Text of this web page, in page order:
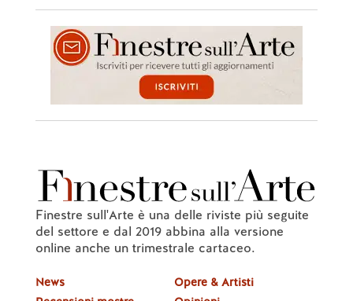
Finestre sull'Arte è una delle riviste più seguite
del settore e dal 2019 abbina alla versione
online anche un trimestrale cartaceo.
News
Opere & Artisti